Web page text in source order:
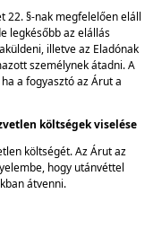
22. §-nak megfelelően eláll
legkésőbb az elállás
illetve az Eladónak
személynek átadni. A
a fogyasztó az Árut a
költségek viselése
költségét. Az Árut az
hogy utánvéttel
átvenni.